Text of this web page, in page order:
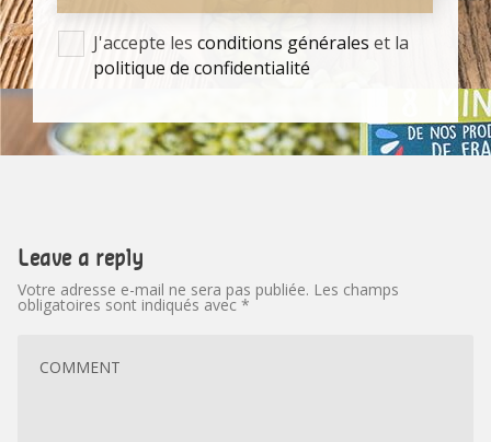
J'accepte les conditions générales et la
politique de confidentialité
Leave a reply
Votre adresse e-mail ne sera pas publiée. Les champs
obligatoires sont indiqués avec *